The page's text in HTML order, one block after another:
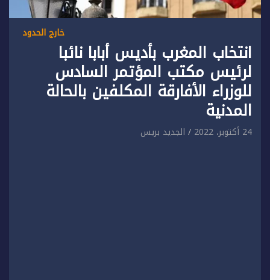
خارج الحدود
انتخاب المغرب بأديس أبابا نائبا
لرئيس مكتب المؤتمر السادس
للوزراء الأفارقة المكلفين بالحالة
المدنية
24 أكتوبر، 2022 الجديد بريس